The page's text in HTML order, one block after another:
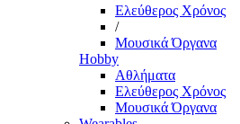
Ελεύθερος Χρόνος
/
Μουσικά Όργανα
Hobby
Αθλήματα
Ελεύθερος Χρόνος
Μουσικά Όργανα